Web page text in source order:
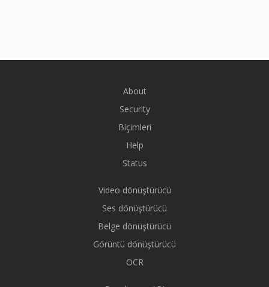
About
Security
Biçimleri
Help
Status
Video dönüştürücü
Ses dönüştürücü
Belge dönüştürücü
Görüntü dönüştürücü
OCR